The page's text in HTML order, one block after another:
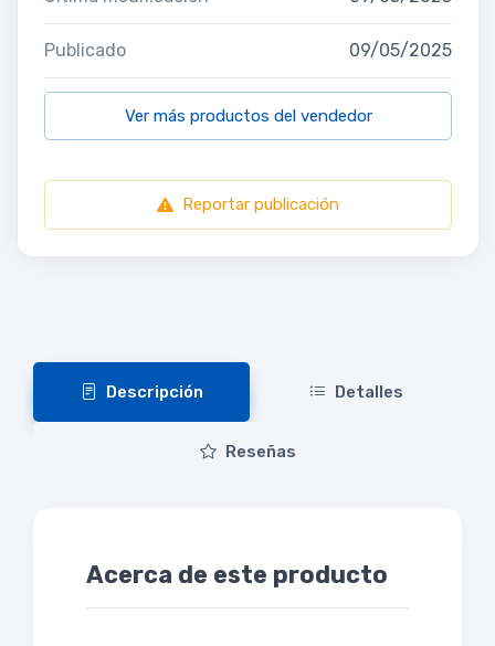
Publicado 09/05/2025
Ver más productos del vendedor
Reportar publicación
Descripción Detalles
Reseñas
Acerca de este producto